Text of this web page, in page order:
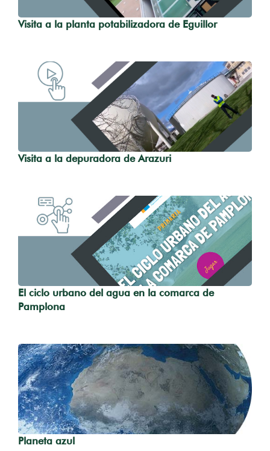
Visita a la planta potabilizadora de Eguillor
Visita a la depuradora de Arazuri
El ciclo urbano del agua en la comarca de
Pamplona
Planeta azul